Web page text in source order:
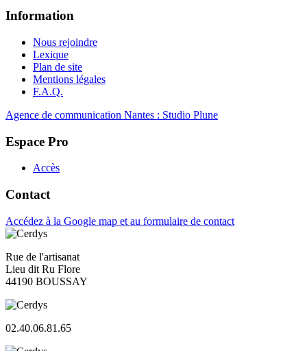
Information
Nous rejoindre
Lexique
Plan de site
Mentions légales
F.A.Q.
Agence de communication Nantes : Studio Plune
Espace Pro
Accès
Contact
Accédez à la Google map et au formulaire de contact
Rue de l'artisanat
Lieu dit Ru Flore
44190 BOUSSAY
02.40.06.81.65